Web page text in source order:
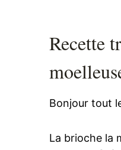
Recette
Bonjour tout
La brioche la